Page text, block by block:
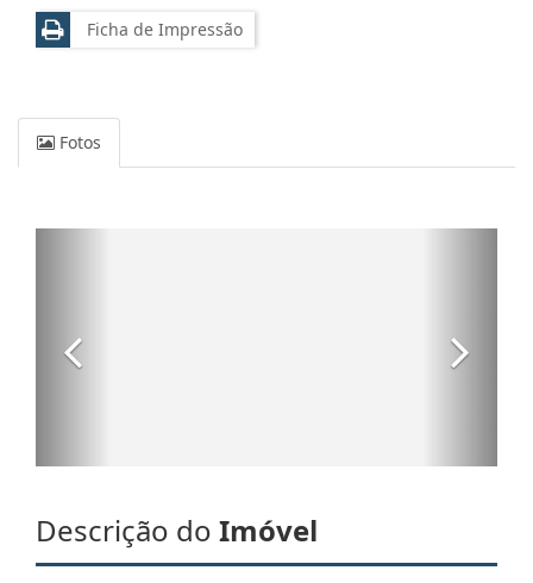
Ficha de Impressão
Fotos
Descrição do Imóvel